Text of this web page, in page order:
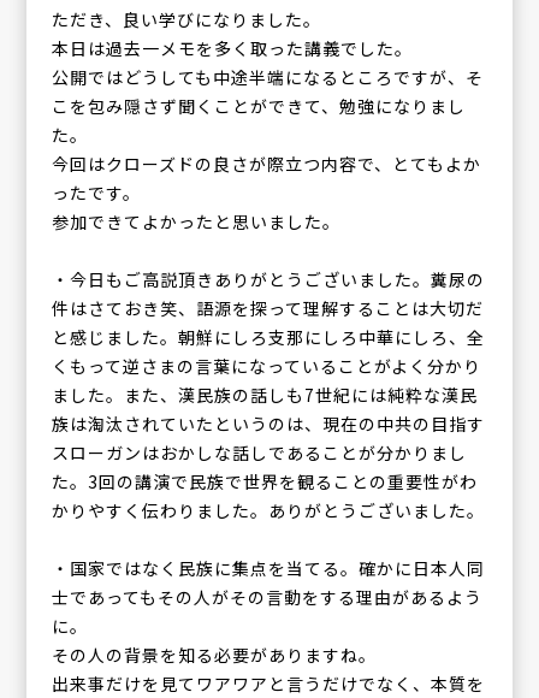
ただき、良い学びになりました。
本日は過去一メモを多く取った講義でした。
公開ではどうしても中途半端になるところですが、そ
こを包み隠さず聞くことができて、勉強になりまし
た。
今回はクローズドの良さが際立つ内容で、とてもよか
ったです。
参加できてよかったと思いました。
・今日もご高説頂きありがとうございました。糞尿の
件はさておき笑、語源を探って理解することは大切だ
と感じました。朝鮮にしろ支那にしろ中華にしろ、全
くもって逆さまの言葉になっていることがよく分かり
ました。また、漢民族の話しも7世紀には純粋な漢民
族は淘汰されていたというのは、現在の中共の目指す
スローガンはおかしな話しであることが分かりまし
た。3回の講演で民族で世界を観ることの重要性がわ
かりやすく伝わりました。ありがとうございました。
・国家ではなく民族に集点を当てる。確かに日本人同
士であってもその人がその言動をする理由があるよう
に。
その人の背景を知る必要がありますね。
出来事だけを見てワアワアと言うだけでなく、本質を